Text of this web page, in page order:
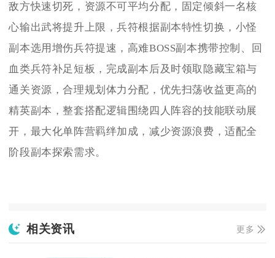
敌方快速切死，资源不可平均分配，固定倾斜一名核
心输出武将提升上限，兵符根据副本特性切换，小怪
副本选用增伤兵符提速，高难BOSS副本携带控制、回
血类兵符补足短板，完成副本后及时领取隐藏宝箱与
通关资源，合理规划体力分配，优先扫荡收益更高的
精英副本，整套搭配逻辑围绕四人阵容的技能联动展
开，最大化单阵营羁绊加成，减少资源浪费，适配全
阶段副本探索需求。
相关资讯 更多